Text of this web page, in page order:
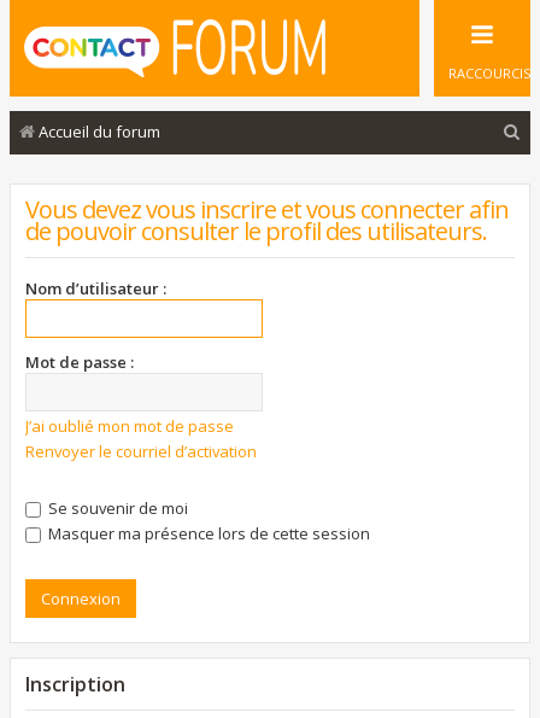
RACCOURCIS
Accueil du forum
Vous devez vous inscrire et vous connecter afin
de pouvoir consulter le profil des utilisateurs.
Nom d’utilisateur :
Mot de passe :
J’ai oublié mon mot de passe
Renvoyer le courriel d’activation
Se souvenir de moi
Masquer ma présence lors de cette session
Inscription